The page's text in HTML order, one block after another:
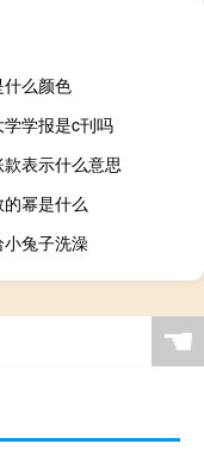
什么颜色
学学报是c刊吗
表示什么意思
幂是什么
小兔子洗澡
☚